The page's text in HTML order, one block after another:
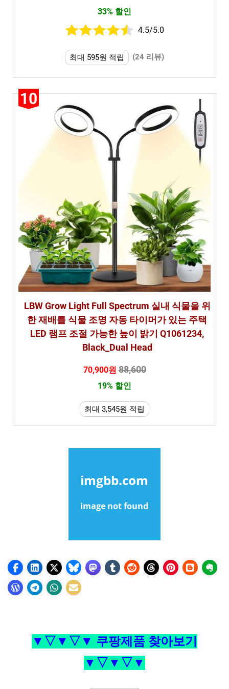
33% 할인
4.5/5.0
최대 595원 적립 (24 리뷰)
10
LBW Grow Light Full Spectrum 실내 식물을 위
한 재배를 식물 조명 자동 타이머가 있는 주택
LED 램프 조절 가능한 높이 밝기 Q1061234,
Black_Dual Head
70,900원88,600
19% 할인
최대 3,545원 적립
▼▽▼▽▼ 쿠팡제품 찾아보기
▼▽▼▽▼